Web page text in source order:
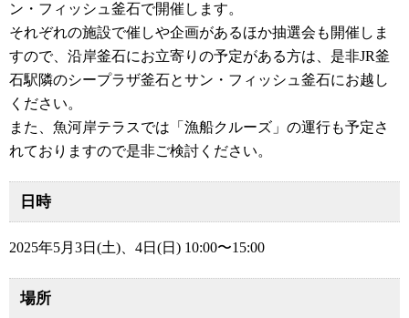
ン・フィッシュ釜石で開催します。
それぞれの施設で催しや企画があるほか抽選会も開催しま
すので、沿岸釜石にお立寄りの予定がある方は、是非JR釜
石駅隣のシープラザ釜石とサン・フィッシュ釜石にお越し
ください。
また、魚河岸テラスでは「漁船クルーズ」の運行も予定さ
れておりますので是非ご検討ください。
日時
2025年5月3日(土)、4日(日) 10:00〜15:00
場所